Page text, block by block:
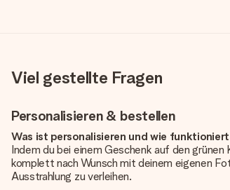
Viel gestellte Fragen
Personalisieren & bestellen
Was ist personalisieren und wie
Indem du bei einem Geschenk auf den
komplett nach Wunsch mit deinem eigenen
Ausstrahlung zu verleihen.